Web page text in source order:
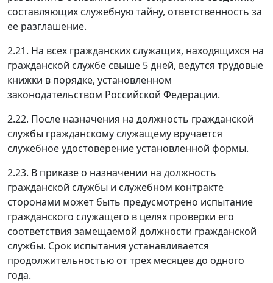
составляющих служебную тайну, ответственность за
ее разглашение.
2.21. На всех гражданских служащих, находящихся на
гражданской службе свыше 5 дней, ведутся трудовые
книжки в порядке, установленном
законодательством Российской Федерации.
2.22. После назначения на должность гражданской
службы гражданскому служащему вручается
служебное удостоверение установленной формы.
2.23. В приказе о назначении на должность
гражданской службы и служебном контракте
сторонами может быть предусмотрено испытание
гражданского служащего в целях проверки его
соответствия замещаемой должности гражданской
службы. Срок испытания устанавливается
продолжительностью от трех месяцев до одного
года.